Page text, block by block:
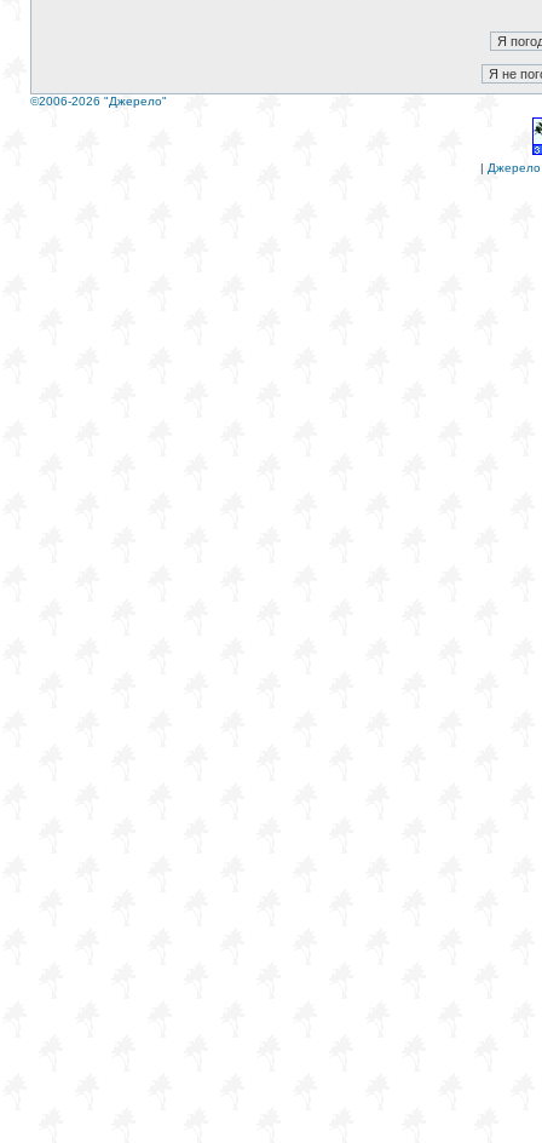
©2006-2026 "Джерело"
| Джерело